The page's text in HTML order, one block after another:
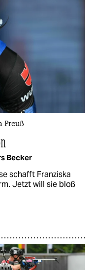
Preuß
Becker
schafft Franziska
Jetzt will sie bloß